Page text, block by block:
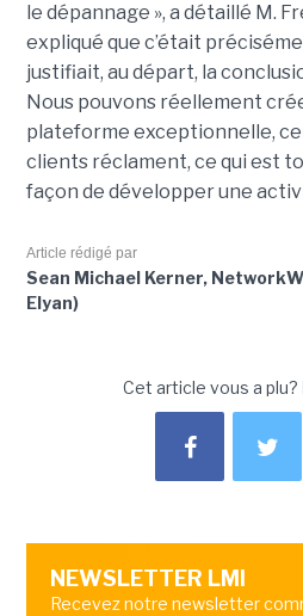
le dépannage », a détaillé M.
expliqué que c’était
justifiait, au départ, la
Nous pouvons réellement
plateforme exceptionnelle,
clients réclament, ce qui est
façon de développer une
Article rédigé par
Sean Michael Kerner,
Elyan)
Cet article vous a plu?
NEWSLETTER LMI
Recevez notre newsletter